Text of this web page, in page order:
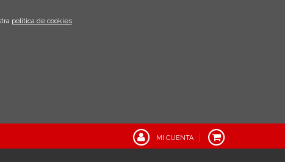
política de cookies.
MI CUENTA